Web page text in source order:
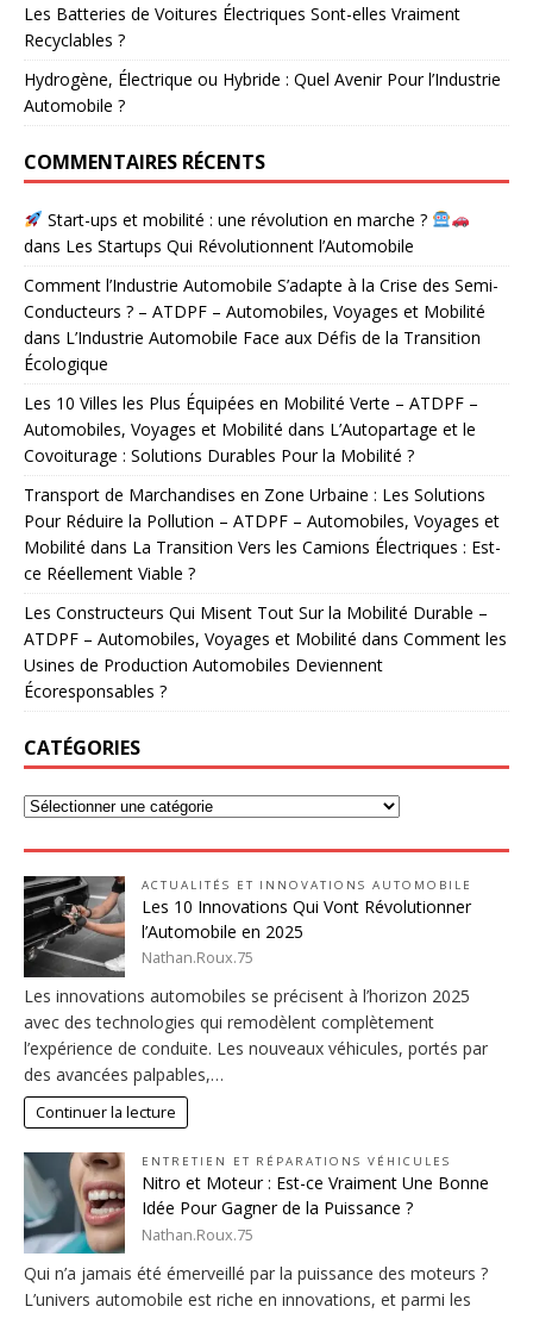
Les Batteries de Voitures Électriques Sont-elles Vraiment
Recyclables ?
Hydrogène, Électrique ou Hybride : Quel Avenir Pour l’Industrie
Automobile ?
COMMENTAIRES RÉCENTS
Start-ups et mobilité : une révolution en marche ?
dans Les Startups Qui Révolutionnent l’Automobile
Comment l’Industrie Automobile S’adapte à la Crise des Semi-
Conducteurs ? – ATDPF – Automobiles, Voyages et Mobilité
dans L’Industrie Automobile Face aux Défis de la Transition
Écologique
Les 10 Villes les Plus Équipées en Mobilité Verte – ATDPF –
Automobiles, Voyages et Mobilité dans L’Autopartage et le
Covoiturage : Solutions Durables Pour la Mobilité ?
Transport de Marchandises en Zone Urbaine : Les Solutions
Pour Réduire la Pollution – ATDPF – Automobiles, Voyages et
Mobilité dans La Transition Vers les Camions Électriques : Est-
ce Réellement Viable ?
Les Constructeurs Qui Misent Tout Sur la Mobilité Durable –
ATDPF – Automobiles, Voyages et Mobilité dans Comment les
Usines de Production Automobiles Deviennent
Écoresponsables ?
CATÉGORIES
ACTUALITÉS ET INNOVATIONS AUTOMOBILE
Les 10 Innovations Qui Vont Révolutionner
l’Automobile en 2025
Nathan.Roux.75
Les innovations automobiles se précisent à l’horizon 2025
avec des technologies qui remodèlent complètement
l’expérience de conduite. Les nouveaux véhicules, portés par
des avancées palpables,…
Continuer la lecture
ENTRETIEN ET RÉPARATIONS VÉHICULES
Nitro et Moteur : Est-ce Vraiment Une Bonne
Idée Pour Gagner de la Puissance ?
Nathan.Roux.75
Qui n’a jamais été émerveillé par la puissance des moteurs ?
L’univers automobile est riche en innovations, et parmi les